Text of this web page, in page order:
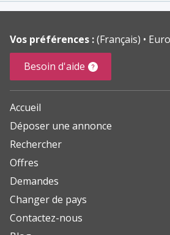
Vos préférences :(Français)
Besoin d'aide
Accueil
Déposer une annonce
Rechercher
Offres
Demandes
Changer de pays
Contactez-nous